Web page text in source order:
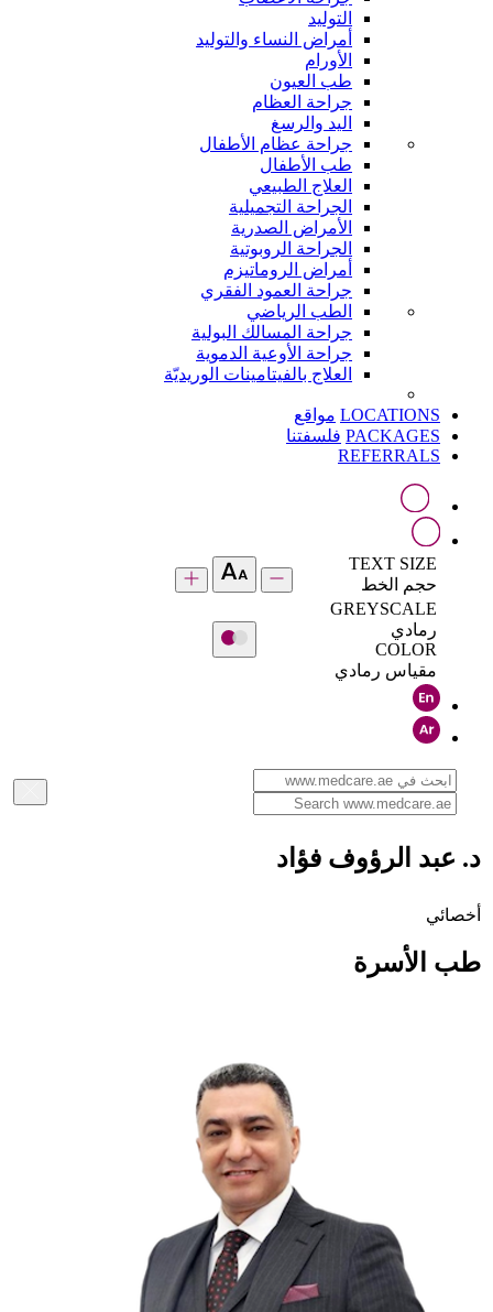
التوليد
أمراض النساء والتوليد
الأورام
طب العيون
جراحة العظام
اليد والرسغ
جراحة عظام الأطفال
طب الأطفال
العلاج الطبيعي
الجراحة التجميلية
الأمراض الصدرية
الجراحة الروبوتية
أمراض الروماتيزم
جراحة العمود الفقري
الطب الرياضي
جراحة المسالك البولية
جراحة الأوعية الدموية
العلاج بالفيتامينات الوريديّة
LOCATIONS مواقع
PACKAGES فلسفتنا
REFERRALS
TEXT SIZE
حجم الخط
GREYSCALE
رمادي
COLOR
مقياس رمادي
د. عبد الرؤوف فؤاد
أخصائي
طب الأسرة